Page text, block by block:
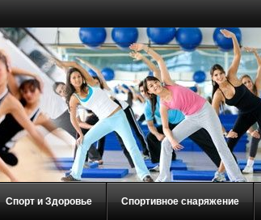
Спорт и Здоровье Спортивное снаряжение